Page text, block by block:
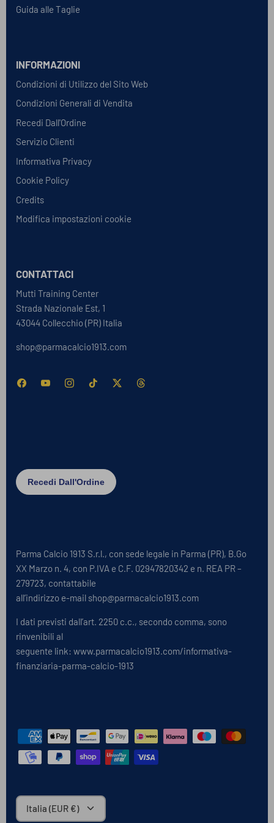
Guida alle Taglie
INFORMAZIONI
Condizioni di Utilizzo del Sito Web
Condizioni Generali di Vendita
Recedi Dall'Ordine
Servizio Clienti
Informativa Privacy
Cookie Policy
Credits
Modifica impostazioni cookie
CONTATTACI
Mutti Training Center
Strada Nazionale Est, 1
43044 Collecchio (PR) Italia
shop@parmacalcio1913.com
Parma Calcio 1913 S.r.l., con sede legale in Parma (PR), B.Go
XX Marzo n. 4, con P.IVA e C.F. 02947820342 e n. REA PR –
279723, contattabile
all’indirizzo e-mail shop@parmacalcio1913.com
I dati previsti dall’art. 2250 c.c., secondo comma, sono
rinvenibili al
seguente link: www.parmacalcio1913.com/informativa-
finanziaria-parma-calcio-1913
Valuta
Italia (EUR €)
Submit